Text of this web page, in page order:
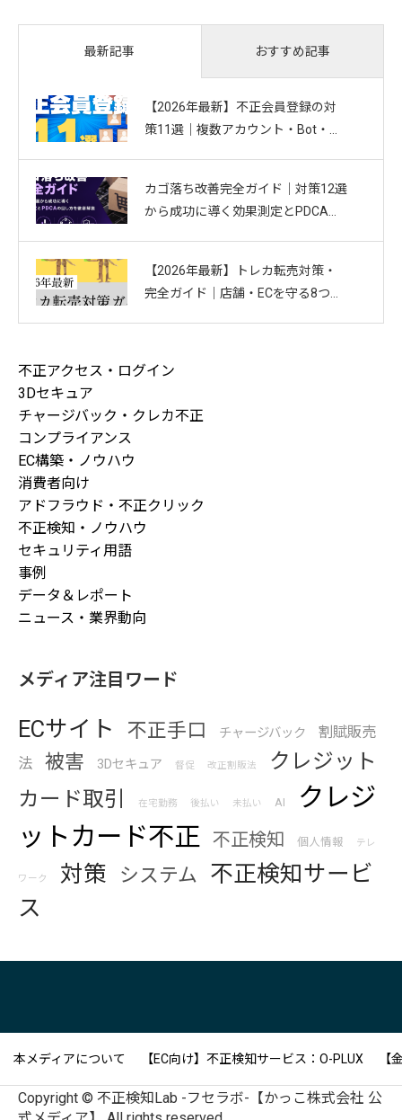
最新記事 おすすめ記事
【2026年最新】不正会員登録の対
策11選｜複数アカウント・Bot・捨
カゴ落ち改善完全ガイド｜対策12選
から成功に導く効果測定とPDCAの
【2026年最新】トレカ転売対策・
完全ガイド｜店舗・ECを守る8つの
不正アクセス・ログイン
3Dセキュア
チャージバック・クレカ不正
コンプライアンス
EC構築・ノウハウ
消費者向け
アドフラウド・不正クリック
不正検知・ノウハウ
セキュリティ用語
事例
データ＆レポート
ニュース・業界動向
メディア注目ワード
ECサイト 不正手口 チャージバック
割賦販売
法
被害 3Dセキュア 督促 改正割販法
クレジット
カード取引
在宅勤務 後払い 未払い AI
クレジ
ットカード不正
不正検知 個人情報 テレ
ワーク 対策 システム
不正検知サービ
ス
本メディアについて 【EC向け】不正検知サービス：O-PLUX 【
Copyright © 不正検知Lab -フセラボ-【かっこ株式会社 公